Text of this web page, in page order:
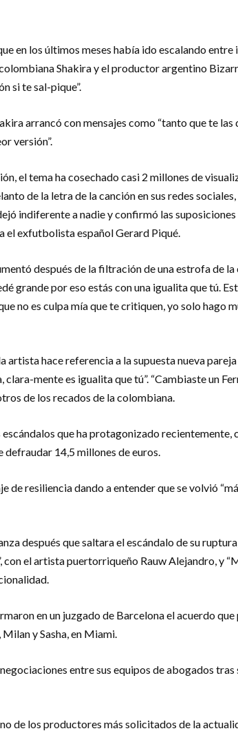
en los últimos meses había ido escalando entre
Shakira y el productor argentino
si te sal-pique”.
arrancó con mensajes como “tanto que te las
versión”.
el tema ha cosechado casi 2 millones de
de la letra de la canción en sus redes sociales,
indiferente a nadie y confirmó las suposiciones
el exfutbolista español Gerard Piqué.
después de la filtración de una estrofa de la
grande por eso estás con una igualita que tú.
no es culpa mía que te critiquen, yo solo hago
hace referencia a la supuesta nueva pareja
mente es igualita que tú”. “Cambiaste un
de los recados de la colombiana.
que ha protagonizado recientemente,
14,5 millones de euros.
de resiliencia dando a entender que se volvió
después que saltara el escándalo de su
el artista puertorriqueño Rauw Alejandro, y
en un juzgado de Barcelona el acuerdo
y Sasha, en Miami.
entre sus equipos de abogados tras
de los productores más solicitados de la